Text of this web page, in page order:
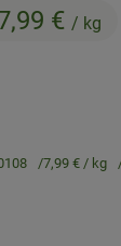
€ / kg
7,99 € / kg